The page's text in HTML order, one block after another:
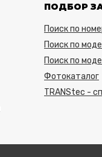
ПОДБОР
Поиск по
Поиск по
Поиск по
Фотокаталог
TRANStec -